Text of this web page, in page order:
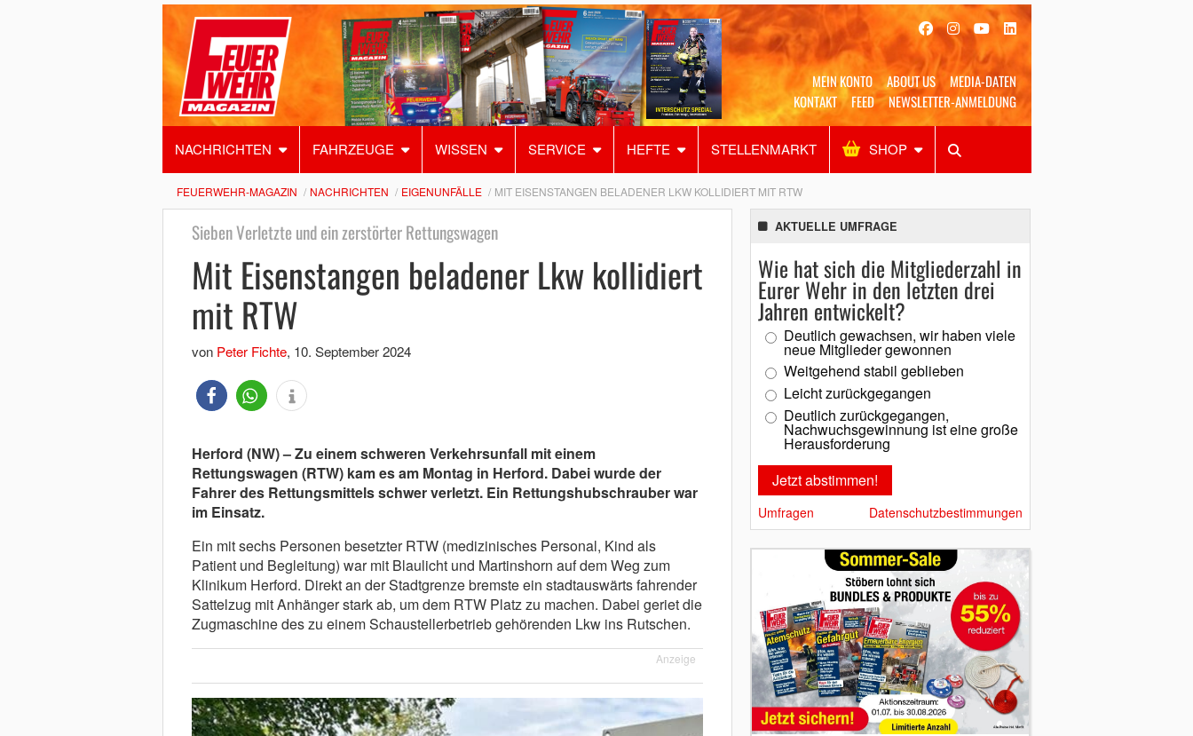
MEIN KONTO ABOUT US
MEDIA-DATEN
KONTAKT
FEED NEWSLETTER-ANMELDUNG
NACHRICHTEN FAHRZEUGE WISSEN SERVICE HEFTE STELLENMARKT SHOP
Alles Shop SUCHEN
FEUERWEHR-MAGAZIN NACHRICHTEN EIGENUNFÄLLE MIT EISENSTANGEN BELADENER LKW KOLLIDIERT MIT RTW
Sieben Verletzte und ein zerstörter Rettungswagen
Mit Eisenstangen beladener Lkw kollidiert
mit RTW
von Peter Fichte, 10. September 2024
Herford (NW) – Zu einem schweren Verkehrsunfall mit einem
Rettungswagen (RTW) kam es am Montag in Herford. Dabei wurde der
Fahrer des Rettungsmittels schwer verletzt. Ein Rettungshubschrauber war
im Einsatz.
Ein mit sechs Personen besetzter RTW (medizinisches Personal, Kind als
Patient und Begleitung) war mit Blaulicht und Martinshorn auf dem Weg zum
Klinikum Herford. Direkt an der Stadtgrenze bremste ein stadtauswärts fahrender
Sattelzug mit Anhänger stark ab, um dem RTW Platz zu machen. Dabei geriet die
Zugmaschine des zu einem Schaustellerbetrieb gehörenden Lkw ins Rutschen.
Anzeige
AKTUELLE UMFRAGE
Wie hat sich die Mitgliederzahl in
Eurer Wehr in den letzten drei
Jahren entwickelt?
Deutlich gewachsen, wir haben viele
neue Mitglieder gewonnen
Weitgehend stabil geblieben
Leicht zurückgegangen
Deutlich zurückgegangen,
Nachwuchsgewinnung ist eine große
Herausforderung
Umfragen Datenschutzbestimmungen